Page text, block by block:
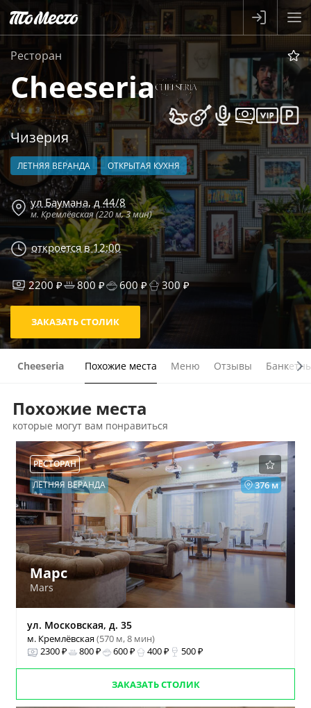
Ресторан
Cheeseria
Чизерия
ЛЕТНЯЯ ВЕРАНДА ОТКРЫТАЯ КУХНЯ
ул Баумана, д 44/8
м. Кремлёвская (220 м, 3 мин)
откроется в 12:00
2200 ₽ 800 ₽ 600 ₽ 300 ₽
ЗАКАЗАТЬ СТОЛИК
Cheeseria Похожие места Меню Отзывы
Похожие места
которые могут вам понравиться
РЕСТОРАН
376 м
ЛЕТНЯЯ ВЕРАНДА
Марс
Mars
ул. Московская, д. 35
м. Кремлёвская(570 м, 8 мин)
2300 ₽
800 ₽ 600 ₽ 400 ₽ 500 ₽
ЗАКАЗАТЬ СТОЛИК